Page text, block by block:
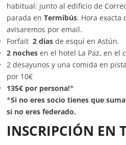
habitual: junto al edificio de
parada enTermibús. Hora exacta
avisaremos por email.
Forfait 2 días de esquí en Astún.
2 nochesen el hotel La Paz, en el
2 desayunos y una comida en
por 10€
135€ por persona!*
*Si no eres socio tienes que
si no eres federado.
INSCRIPCIÓN EN